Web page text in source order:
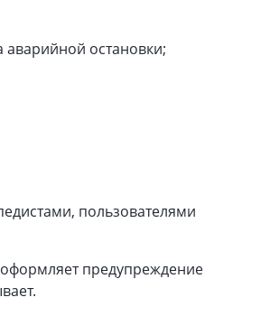
аварийной остановки;
пользователями
оформляет предупреждение